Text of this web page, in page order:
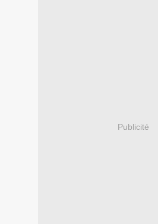
Publicité